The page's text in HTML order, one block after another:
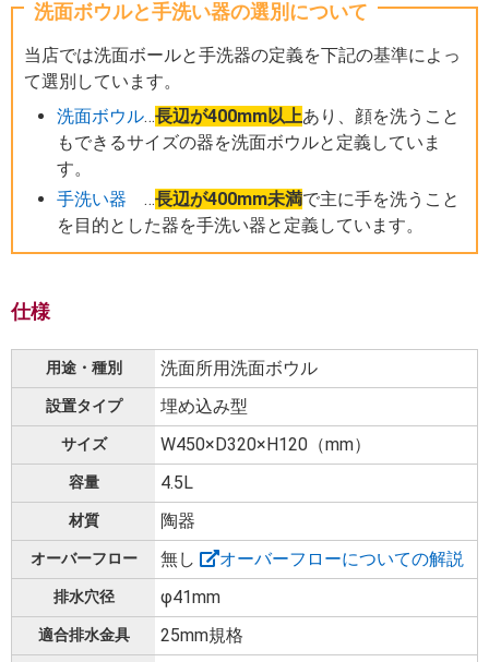
洗面ボウルと手洗い器の選別について
当店では洗面ボールと手洗器の定義を下記の基準によっ
て選別しています。
洗面ボウル…長辺が400mm以上あり、顔を洗うこと
もできるサイズの器を洗面ボウルと定義していま
す。
手洗い器 …長辺が400mm未満で主に手を洗うこと
を目的とした器を手洗い器と定義しています。
仕様
用途・種別 洗面所用洗面ボウル
設置タイプ 埋め込み型
サイズ W450×D320×H120（mm）
容量 4.5L
材質 陶器
オーバーフロー 無し オーバーフローについての解説
排水穴径 φ41mm
適合排水金具 25mm規格